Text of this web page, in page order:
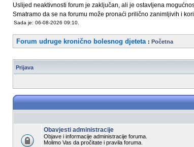
Uslijed neaktivnosti forum je zaključan, ali je ostavljena
Smatramo da se na forumu može pronaći prilično zanimljivih i
Sada je: 06-08-2026 09:10.
Forum udruge kronično bolesnog djeteta : Početna
Prijava
Obavjesti administracije
Objave i informacije administracije foruma.
Molimo Vas da pročitate i pravila foruma.